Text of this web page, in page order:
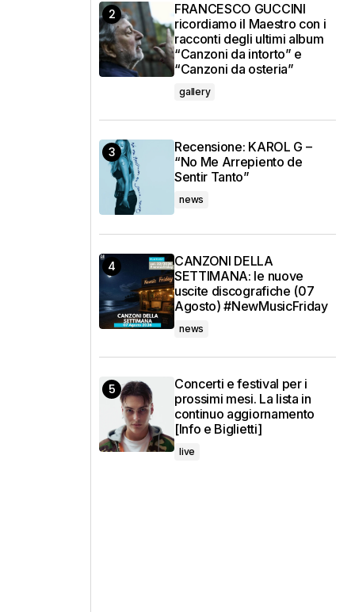
FRANCESCO GUCCINI
ricordiamo il Maestro con i
racconti degli ultimi album
“Canzoni da intorto” e
“Canzoni da osteria”
gallery
Recensione: KAROL G –
“No Me Arrepiento de
Sentir Tanto”
news
CANZONI DELLA
SETTIMANA: le nuove
uscite discografiche (07
Agosto) #NewMusicFriday
news
Concerti e festival per i
prossimi mesi. La lista in
continuo aggiornamento
[Info e Biglietti]
live